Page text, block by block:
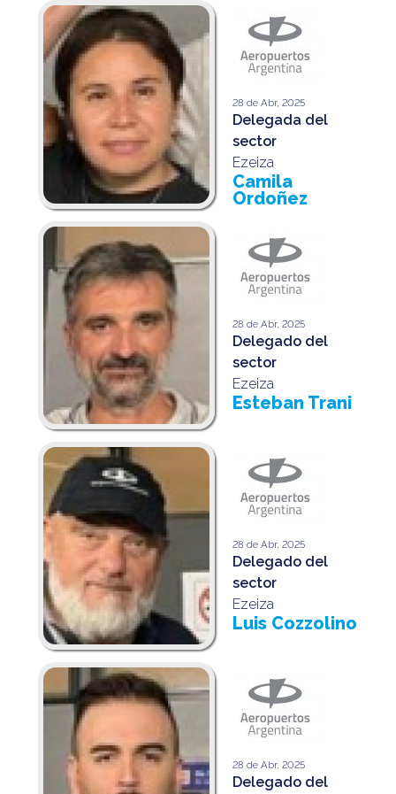
28 de Abr, 2025
Delegada del
sector
Ezeiza
Camila
Ordoñez
28 de Abr, 2025
Delegado del
sector
Ezeiza
Esteban Trani
28 de Abr, 2025
Delegado del
sector
Ezeiza
Luis Cozzolino
28 de Abr, 2025
Delegado del